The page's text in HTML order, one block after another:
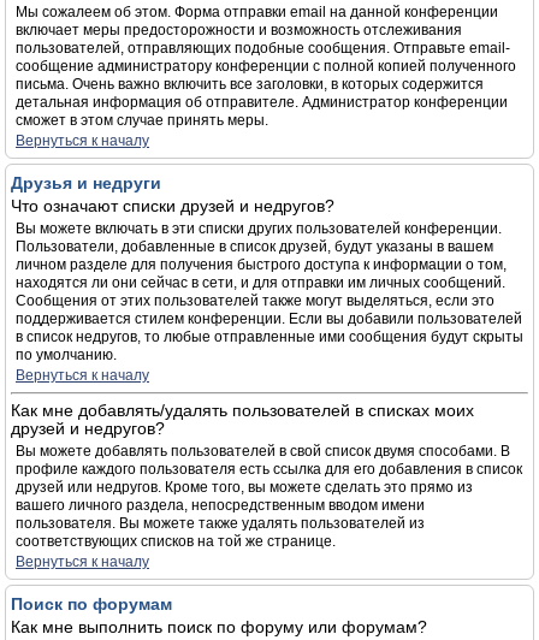
Мы сожалеем об этом. Форма отправки email на данной конференции
включает меры предосторожности и возможность отслеживания
пользователей, отправляющих подобные сообщения. Отправьте email-
сообщение администратору конференции с полной копией полученного
письма. Очень важно включить все заголовки, в которых содержится
детальная информация об отправителе. Администратор конференции
сможет в этом случае принять меры.
Вернуться к началу
Друзья и недруги
Что означают списки друзей и недругов?
Вы можете включать в эти списки других пользователей конференции.
Пользователи, добавленные в список друзей, будут указаны в вашем
личном разделе для получения быстрого доступа к информации о том,
находятся ли они сейчас в сети, и для отправки им личных сообщений.
Сообщения от этих пользователей также могут выделяться, если это
поддерживается стилем конференции. Если вы добавили пользователей
в список недругов, то любые отправленные ими сообщения будут скрыты
по умолчанию.
Вернуться к началу
Как мне добавлять/удалять пользователей в списках моих
друзей и недругов?
Вы можете добавлять пользователей в свой список двумя способами. В
профиле каждого пользователя есть ссылка для его добавления в список
друзей или недругов. Кроме того, вы можете сделать это прямо из
вашего личного раздела, непосредственным вводом имени
пользователя. Вы можете также удалять пользователей из
соответствующих списков на той же странице.
Вернуться к началу
Поиск по форумам
Как мне выполнить поиск по форуму или форумам?